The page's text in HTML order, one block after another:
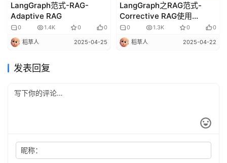
LangGraph范式-RAG-
Adaptive RAG
0 1.4K 0 0
稻草人 2025-04-25
LangGraph之RAG范式-
Corrective RAG使用
LocalLLM
0 1.3K 0 0
稻草人 2025-04-22
发表回复
昵称：